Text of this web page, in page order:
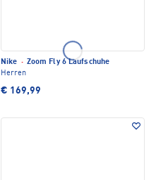
Nike · Zoom Fly 6 Laufschuhe
Herren
€ 169,99